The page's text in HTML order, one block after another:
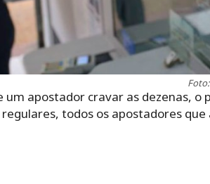
um apostador cravar as dezenas,
regulares, todos os apostadores